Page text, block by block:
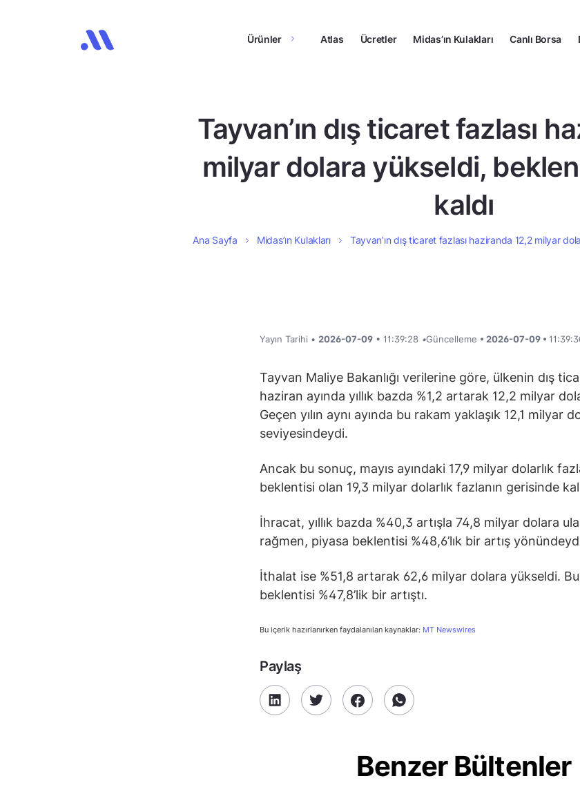
Ürünler Atlas Ücretler Midas’ın Kulakları Canlı Borsa
Tayvan’ın dış ticaret fazlası
milyar dolara yükseldi,
kaldı
Ana Sayfa Midas’ın Kulakları Tayvan’ın dış ticaret fazlası haziranda 12,2 milyar
Yayın Tarihi • 2026-07-09 • 11:39:28 •Güncelleme • 2026-07-09 •
Tayvan Maliye Bakanlığı verilerine göre, ülkenin dış
haziran ayında yıllık bazda %1,2 artarak 12,2 milyar
Geçen yılın aynı ayında bu rakam yaklaşık 12,1 milyar
seviyesindeydi.
Ancak bu sonuç, mayıs ayındaki 17,9 milyar dolarlık
beklentisi olan 19,3 milyar dolarlık fazlanın gerisinde
İhracat, yıllık bazda %40,3 artışla 74,8 milyar dolara
rağmen, piyasa beklentisi %48,6’lık bir artış
İthalat ise %51,8 artarak 62,6 milyar dolara yükseldi.
beklentisi %47,8’lik bir artıştı.
Bu içerik hazırlanırken faydalanılan kaynaklar: MT Newswires
Paylaş
Benzer Bültenler